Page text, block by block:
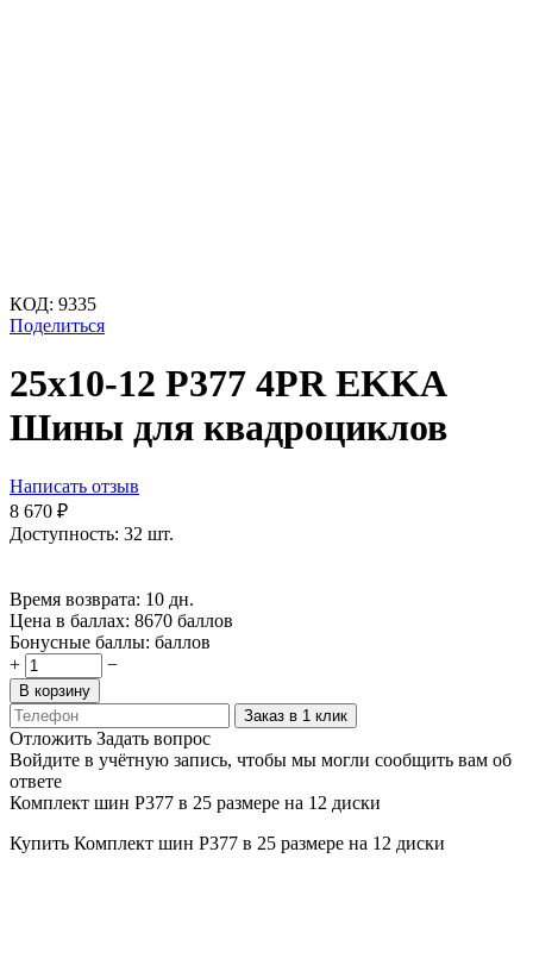
КОД: 9335
Поделиться
25х10-12 P377 4PR EKKA
Шины для квадроциклов
Написать отзыв
8 670 ₽
Доступность: 32 шт.
Время возврата: 10 дн.
Цена в баллах: 8670 баллов
Бонусные баллы: баллов
+
−
В корзину
Заказ в 1 клик
Отложить Задать вопрос
Войдите в учётную запись, чтобы мы могли сообщить вам об
ответе
Комплект шин Р377 в 25 размере на 12 диски
Купить Комплект шин Р377 в 25 размере на 12 диски